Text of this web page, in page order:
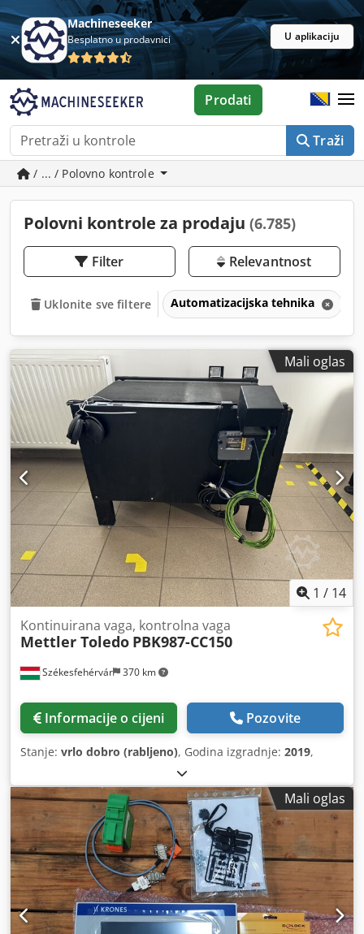
Machineseeker
Besplatno u prodavnici U aplikaciju
Traži
Prodati
/ ... / Polovno kontrole
Polovni kontrole za prodaju (6.785)
Filter Relevantnost
Uklonite sve filtere Automatizacijska tehnika
Mali oglas
1 / 14
Székesfehérvár 370 km
Kontinuirana vaga, kontrolna vaga
Mettler Toledo PBK987-CC150
Informacije o cijeni Pozovite
Stanje: vrlo dobro (rabljeno), Godina izgradnje: 2019,
Mali oglas